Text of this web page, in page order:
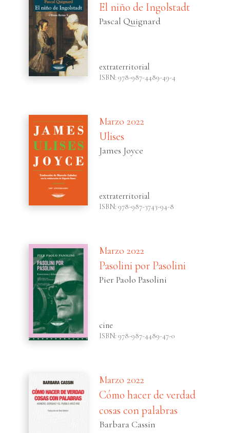
El niño de Ingolstadt
Pascal Quignard
extraterritorial
ISBN: 978-987-4489-49-4
Marzo 2022
Ulises
James Joyce
extraterritorial
ISBN: 978-987-3743-94-8
Marzo 2022
Pasolini por Pasolini
Pier Paolo Pasolini
cine
ISBN: 978-987-4489-47-0
Marzo 2022
Cómo hacer de verdad
cosas con palabras
Barbara Cassin